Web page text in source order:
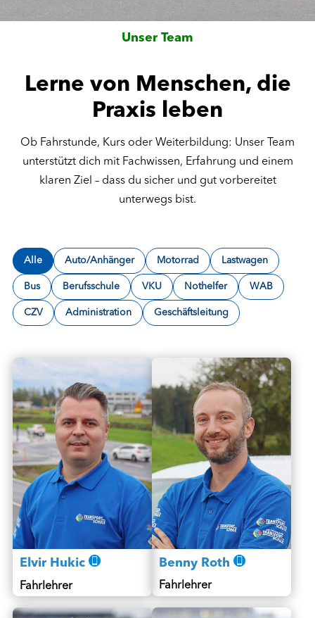
Unser Team
Lerne von Menschen, die
Praxis leben
Ob Fahrstunde, Kurs oder Weiterbildung: Unser Team
unterstützt dich mit Fachwissen, Erfahrung und einem
klaren Ziel – dass du sicher und gut vorbereitet
unterwegs bist.
Alle Auto/Anhänger Motorrad Lastwagen
Bus Berufsschule VKU Nothelfer WAB
CZV Administration Geschäftsleitung
Elvir Hukic
Fahrlehrer
Benny Roth
Fahrlehrer